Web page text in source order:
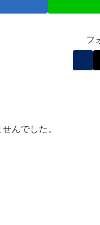
フ
んでした。